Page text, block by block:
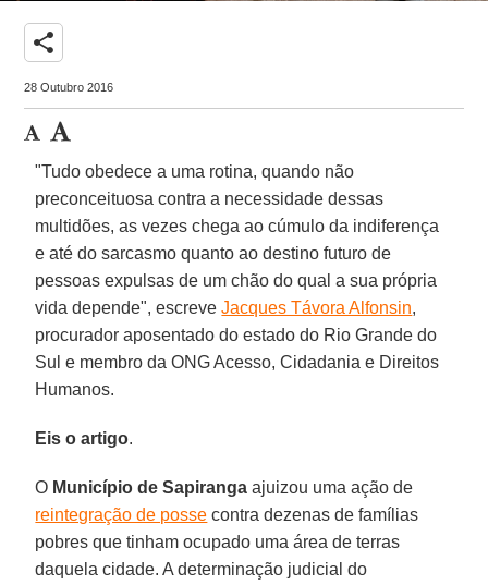
share
28 Outubro 2016
"Tudo obedece a uma rotina, quando não
preconceituosa contra a necessidade dessas
multidões, as vezes chega ao cúmulo da indiferença
e até do sarcasmo quanto ao destino futuro de
pessoas expulsas de um chão do qual a sua própria
vida depende", escreveJacques Távora Alfonsin,
procurador aposentado do estado do Rio Grande do
Sul e membro da ONG Acesso, Cidadania e Direitos
Humanos.
Eis o artigo.
O Município de Sapiranga ajuizou uma ação de
reintegração de posse contra dezenas de famílias
pobres que tinham ocupado uma área de terras
daquela cidade. A determinação judicial do